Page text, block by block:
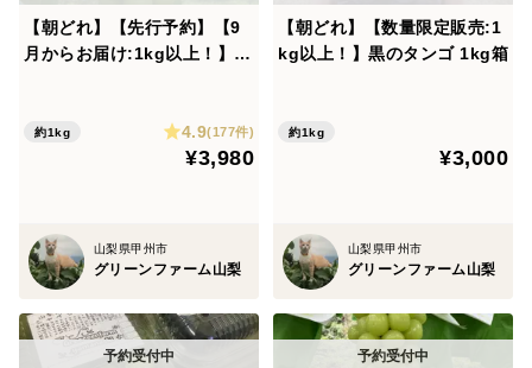
当園は国連で採択されたSDGsに賛同し、ビニール資材
は極力使用せず、雨除けビニールやハウスは一切使用し
ユース可能なタイベックカサを使用しています。剪定し
た枝類も焼却処分せずにそのまま細かく切って畑に戻し
【朝どれ】【先行予約】【9
月からお届け:1kg以上！】シ
約1kg 4.9(177件)
¥3,980
山梨県甲州市
グリーンファーム山梨
【朝どれ】【数量限定販売:1
kg以上！】黒のタンゴ 1kg箱
約1kg
¥3,000
山梨県甲州市
グリーンファーム山梨